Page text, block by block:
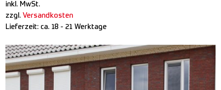
inkl. MwSt.
zzgl. Versandkosten
Lieferzeit: ca. 18 - 21 Werktage